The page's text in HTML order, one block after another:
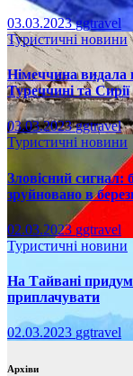
03.03.2023ggtravel
Туристичні новини
Німеччина видала
Туреччині та Сирії
03.03.2023ggtravel
Туристичні новини
Зловісний сигнал:
зруйновано в
02.03.2023 ggtravel
Туристичні новини
На Тайвані
приплачувати
02.03.2023 ggtravel
Архіви